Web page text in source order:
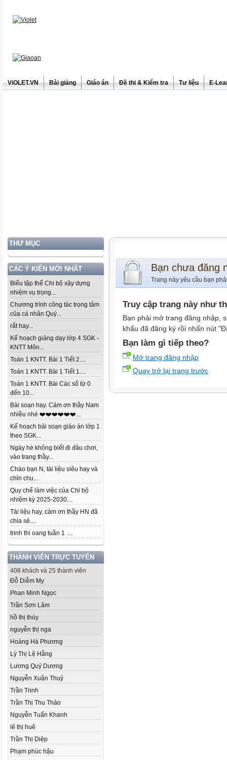
ViOLET.VN Bài giảng Giáo án Đề thi & Kiểm tra Tư liệu E-
THƯ MỤC
CÁC Ý KIẾN MỚI NHẤT
Biểu tập thể Chi bộ xây dựng
nhiệm vụ trọng...
Chương trình công tác trọng tâm
của cá nhân Quý...
rất hay...
Kế hoạch giảng dạy lớp 4 SGK -
KNTT Môn...
Toán 1 KNTT. Bài 1 Tiết 2....
Toán 1 KNTT. Bài 1 Tiết 1....
Toán 1 KNTT. Bài Các số từ 0
đến 10...
Bài soạn hay. Cảm ơn thầy Nam
nhiều nhé ❤️❤️❤️❤️❤️❤️...
Kế hoạch bài soạn giáo án lớp 1
theo SGK...
Ngày hè không biết đi đâu chơi,
vào trang thầy...
Chào bạn N, tài liệu siêu hay và
chỉn chu...
Quy chế làm việc của Chi bộ
nhiệm kỳ 2025-2030...
Tài liệu hay, cảm ơn thầy HN đã
chia sẻ....
trinh thi oang tuần 1 ...
THÀNH VIÊN TRỰC TUYẾN
408 khách và 25 thành viên
Đỗ Diễm My
Phan Minh Ngọc
Trần Sơn Lâm
hồ thị thúy
nguyễn thị nga
Hoàng Hà Phương
Lý Thị Lệ Hằng
Lương Quý Dương
Nguyễn Xuân Thuỷ
Trần Trinh
Trần Thị Thu Thảo
Nguyễn Tuấn Khanh
lê thị huê
Trần Thị Diệp
Phạm phúc hậu
Bạn chưa đăng
Trang này yêu cầu bạn
Truy cập trang này như
Bạn phải mở trang đăng nhập,
khẩu đã đăng ký rồi nhấn nút
Bạn làm gì tiếp theo?
Mở trang đăng nhập
Quay trở lại trang trước